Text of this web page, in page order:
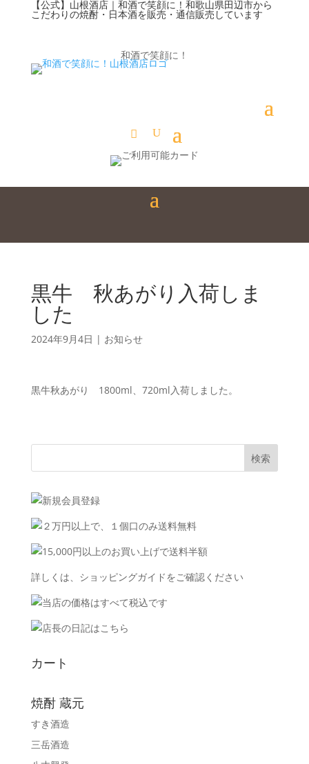
【公式】山根酒店｜和酒で笑顔に！和歌山県田辺市から
こだわりの焼酎・日本酒を販売・通信販売しています
和酒で笑顔に！
黒牛 秋あがり入荷しま
した
2024年9月4日 | お知らせ
黒牛秋あがり 1800ml、720ml入荷しました。
詳しくは、 ショッピングガイドをご確認ください
カート
焼酎 蔵元
すき酒造
三岳酒造